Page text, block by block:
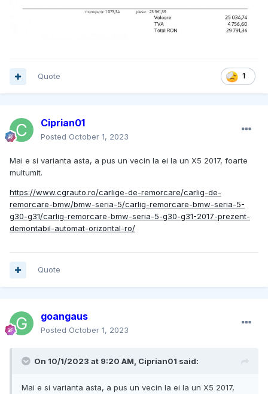
1
Quote
Ciprian01
Posted October 1, 2023
Mai e si varianta asta, a pus un vecin la ei la un X5 2017, foarte
multumit.
https://www.cgrauto.ro/carlige-de-remorcare/carlig-de-
remorcare-bmw/bmw-seria-5/carlig-remorcare-bmw-seria-5-
g30-g31/carlig-remorcare-bmw-seria-5-g30-g31-2017-prezent-
demontabil-automat-orizontal-ro/
Quote
goangaus
Posted October 1, 2023
On 10/1/2023 at 9:20 AM, Ciprian01 said:
Mai e si varianta asta, a pus un vecin la ei la un X5 2017,